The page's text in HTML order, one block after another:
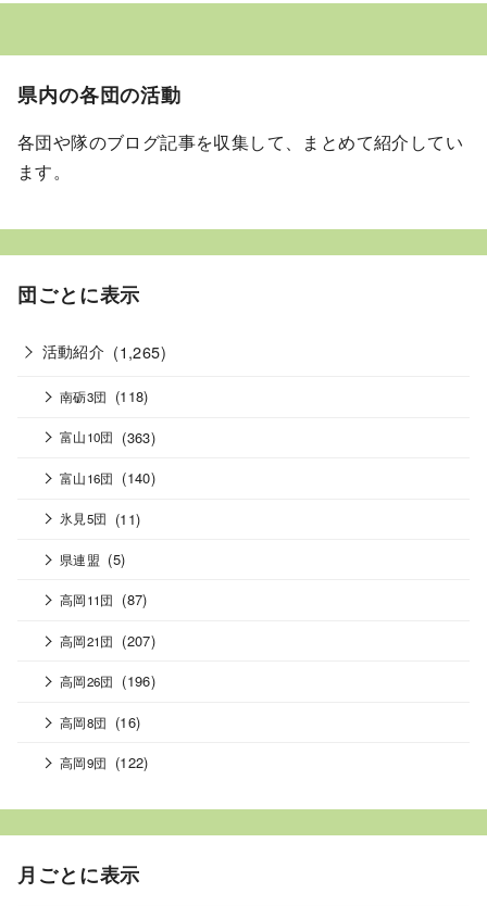
県内の各団の活動
各団や隊のブログ記事を収集して、まとめて紹介してい
ます。
団ごとに表示
活動紹介 (1,265)
南砺3団 (118)
富山10団 (363)
富山16団 (140)
氷見5団 (11)
県連盟 (5)
高岡11団 (87)
高岡21団 (207)
高岡26団 (196)
高岡8団 (16)
高岡9団 (122)
月ごとに表示